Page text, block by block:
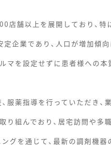
舗以上を展開しており、特
企業であり、人口が増加傾
マを設定せずに患者様への
服薬指導を行っていただき、
組んでおり、居宅訪問や多
グを通じて、最新の調剤機器